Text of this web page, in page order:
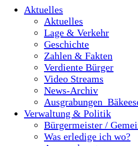
Aktuelles
Aktuelles
Lage & Verkehr
Geschichte
Zahlen & Fakten
Verdiente Bürger
Video Streams
News-Archiv
Verwaltung & Politik
Bürgermeister /
Was erledige ich wo?